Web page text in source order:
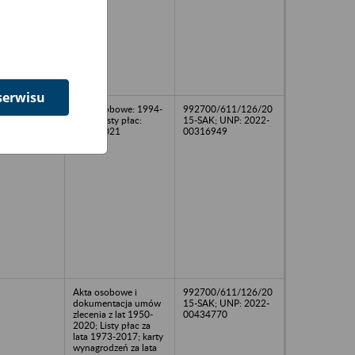
Akta osobowe: 1994-
2020; Listy płac:
2016-2021
992700/611/126/20
15-SAK; UNP: 2022-
00316949
Akta osobowe i
dokumentacja umów
zlecenia z lat 1950-
2020; Listy płac za
lata 1973-2017; karty
wynagrodzeń za lata
992700/611/126/20
15-SAK; UNP: 2022-
00434770